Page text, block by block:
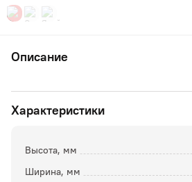
Описание
Характеристики
Высота, мм
Ширина, мм